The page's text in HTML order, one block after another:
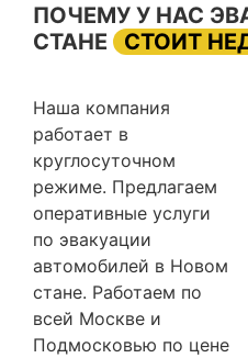
ПОЧЕМУ У НАС
СТАНЕ
СТОИТ
Наша компания
работает в
круглосуточном
режиме. Предлагаем
оперативные услуги
по эвакуации
автомобилей в Новом
стане. Работаем по
всей Москве и
Подмосковью по цене